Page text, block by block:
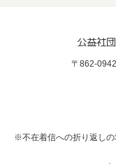
公益社
〒862-
※不在着信への折り返しの